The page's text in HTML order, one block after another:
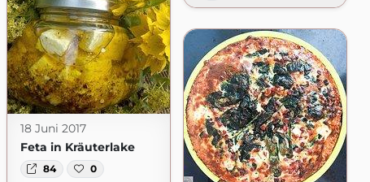
18 Juni 2017
Feta in Kräuterlake
84 0